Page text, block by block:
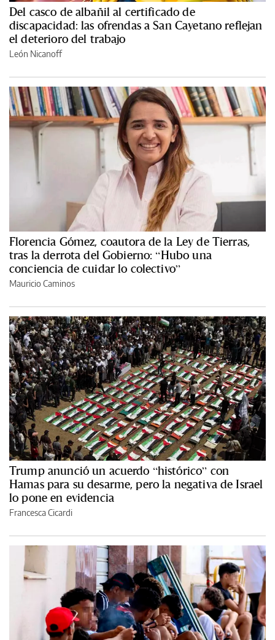
Del casco de albañil al certificado de
discapacidad: las ofrendas a San Cayetano reflejan
el deterioro del trabajo
León Nicanoff
Florencia Gómez, coautora de la Ley de Tierras,
tras la derrota del Gobierno: “Hubo una
conciencia de cuidar lo colectivo”
Mauricio Caminos
Trump anunció un acuerdo “histórico” con
Hamas para su desarme, pero la negativa de Israel
lo pone en evidencia
Francesca Cicardi